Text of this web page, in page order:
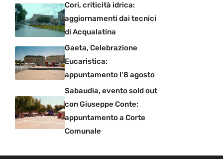
Cori, criticità idrica:
aggiornamenti dai tecnici
di Acqualatina
Gaeta, Celebrazione
Eucaristica:
appuntamento l’8 agosto
Sabaudia, evento sold out
con Giuseppe Conte:
appuntamento a Corte
Comunale